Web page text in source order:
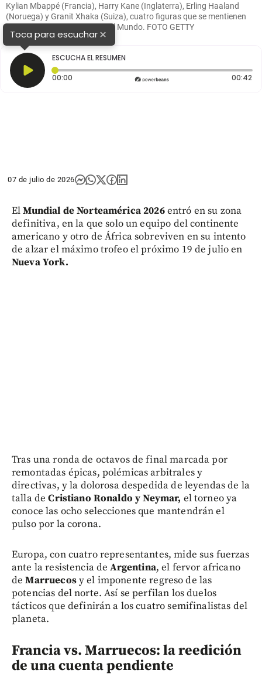
Kylian Mbappé (Francia), Harry Kane (Inglaterra), Erling Haaland
(Noruega) y Granit Xhaka (Suiza), cuatro figuras que se mentienen
en competencia en la Copa del Mundo. FOTO GETTY
Toca para escuchar×
ESCUCHA EL RESUMEN
00:00 Tiempo transcurrido: 0 segundos 00:42
07 de julio de 2026
ElMundial de Norteamérica 2026entró en su zona
definitiva, en la que solo un equipo del continente
americano y otro de África sobreviven en su intento
de alzar el máximo trofeo el próximo 19 de julio en
Nueva York.
Tras una ronda de octavos de final marcada por
remontadas épicas, polémicas arbitrales y
directivas, y la dolorosa despedida de leyendas de la
talla de Cristiano Ronaldo y Neymar, el torneo ya
conoce las ocho selecciones que mantendrán el
pulso por la corona.
Europa, con cuatro representantes, mide sus fuerzas
ante la resistencia deArgentina, el fervor africano
deMarruecosy el imponente regreso de las
potencias del norte. Así se perfilan los duelos
tácticos que definirán a los cuatro semifinalistas del
planeta.
Francia vs. Marruecos: la reedición
de una cuenta pendiente